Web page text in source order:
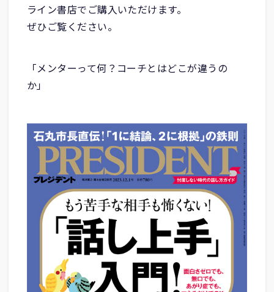
ライン書店でご購入いただけます。
ぜひご覧ください。
「メンターって何？コーチとはどこが違うの
か」